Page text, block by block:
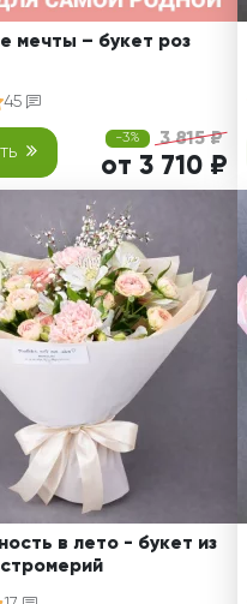
Дедушке
мечты – букет роз
45
-3% 3 815 ₽
от 3 710 ₽
в лето - букет из